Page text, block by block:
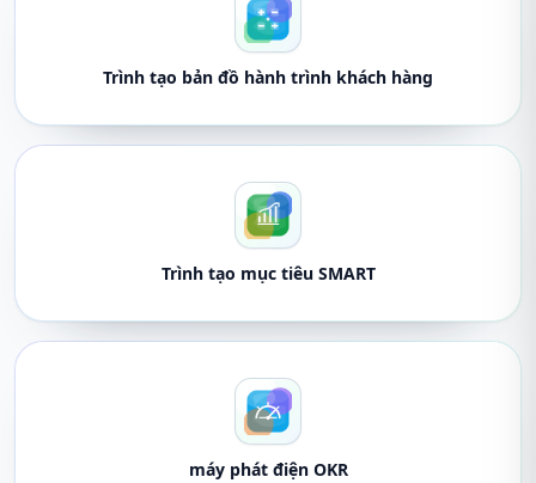
Trình tạo bản đồ hành trình khách hàng
Trình tạo mục tiêu SMART
máy phát điện OKR